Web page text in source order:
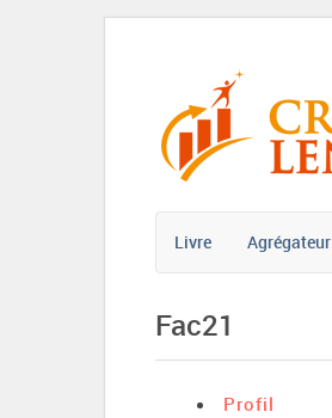
Livre Agrégateur
Fac21
Profil